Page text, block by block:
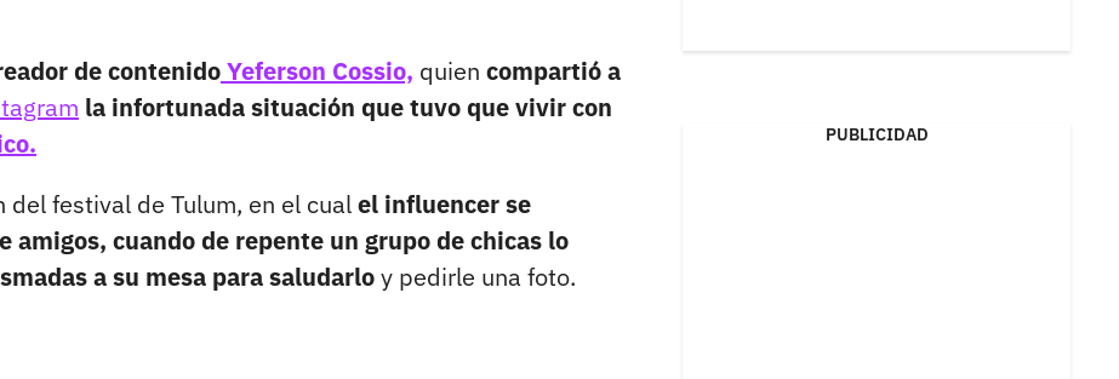
de contenidoYeferson Cossio, quien compartió a
la infortunada situación que tuvo que vivir con
festival de Tulum, en el cualel influencer se
amigos, cuando de repente un grupo de chicas lo
a su mesa para saludarloy pedirle una foto.
PUBLICIDAD